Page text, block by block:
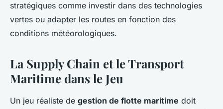
stratégiques comme investir dans des technologies
vertes ou adapter les routes en fonction des
conditions météorologiques.
La Supply Chain et le Transport
Maritime dans le Jeu
Un jeu réaliste de gestion de flotte maritime doit